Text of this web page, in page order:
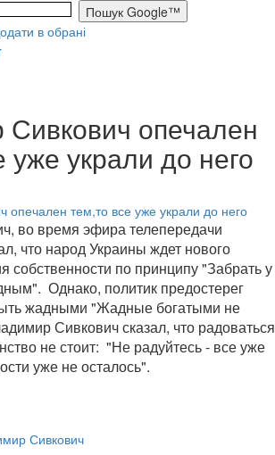
в обрані
опечален
уже украли до него
во время эфира телепередачи
что народ Украины ждет нового
собственности по принципу "Забрать у
Однако, политик предостерег
жадными "Жадные богатыми не
Сивкович сказал, что радоваться
не стоит: "Не радуйтесь - все уже
уже не осталось".
Сивкович